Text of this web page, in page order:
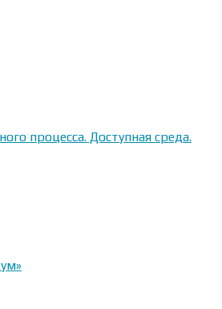
процесса. Доступная среда.